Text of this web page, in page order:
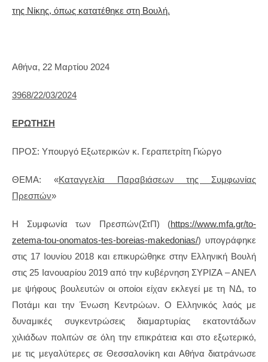
της Νίκης, όπως κατατέθηκε στη Βουλή.
Αθήνα, 22 Μαρτίου 2024
3968/22/03/2024
ΕΡΩΤΗΣΗ
ΠΡΟΣ: Υπουργό Εξωτερικών κ. Γεραπετρίτη Γιώργο
ΘΕΜΑ: «Καταγγελία Παραβιάσεων της Συμφωνίας
Πρεσπών»
H Συμφωνία των Πρεσπών(ΣτΠ) (https://www.mfa.gr/to-
zetema-tou-onomatos-tes-boreias-makedonias/) υπογράφηκε
στις 17 Ιουνίου 2018 και επικυρώθηκε στην Ελληνική Βουλή
στις 25 Ιανουαρίου 2019 από την κυβέρνηση ΣΥΡΙΖΑ – ΑΝΕΛ
με ψήφους βουλευτών οι οποίοι είχαν εκλεγεί με τη ΝΔ, το
Ποτάμι και την Ένωση Κεντρώων. Ο Ελληνικός λαός με
δυναμικές συγκεντρώσεις διαμαρτυρίας εκατοντάδων
χιλιάδων πολιτών σε όλη την επικράτεια και στο εξωτερικό,
με τις μεγαλύτερες σε Θεσσαλονίκη και Αθήνα διατράνωσε